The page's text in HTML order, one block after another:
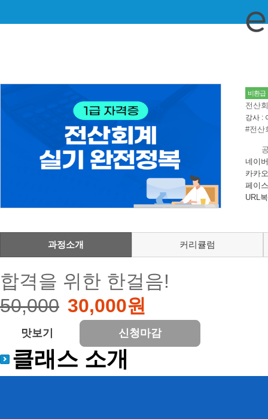
비환급
전산
강사 :
#전산
네이
카카
페이
URL
과정소개 커리큘럼
합격을 위한 한걸음!
50,000 30,000원
맛보기 신청마감
클래스 소개